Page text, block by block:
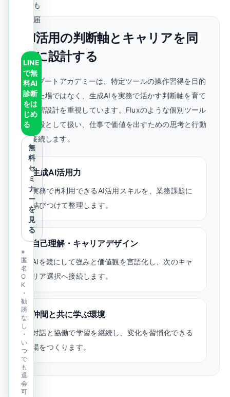
AI活用の判断軸とキャリアを同
時に設計する
AIリブートアカデミーは、特定ツールの操作習得を目的
とした場ではなく、生成AIを実務で活かす判断軸を育て
る学習設計を重視しています。Fluxのような個別ツール
は手段として扱い、仕事で価値を出すための思考と行動
に接続します。
生成AI活用力
実務で再利用できるAI活用スキルを、業務課題に
結びつけて整理します。
自己理解・キャリアデザイン
AIを鏡にして強みと価値観を言語化し、次のキャ
リア選択へ接続します。
仲間と共に学ぶ環境
対話と協働で学習を継続し、変化を習慣化できる
場をつくります。
も
届
く
LINE
で無
料AI
診断
をは
じめ
る
無
料
セ
ミ
ナ
ー
を
見
る
※
匿
名
O
K
・
勧
誘
な
し
・
い
つ
で
も
退
会
可